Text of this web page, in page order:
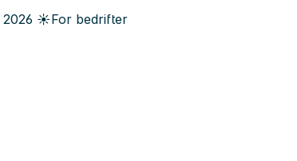
2026 ☀️For bedrifter